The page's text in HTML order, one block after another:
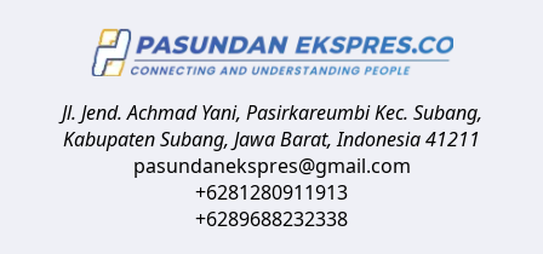
Jl. Jend. Achmad Yani, Pasirkareumbi Kec. Subang,
Kabupaten Subang, Jawa Barat,Indonesia41211
pasundanekspres@gmail.com
+6281280911913
+6289688232338